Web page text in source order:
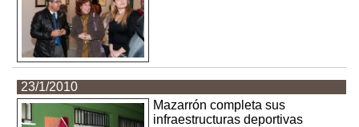
23/1/2010
Mazarrón completa sus
infraestructuras deportivas